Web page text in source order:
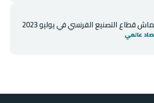
قطاع التصنيع الفرنسي في يوليو 2023
عالمي